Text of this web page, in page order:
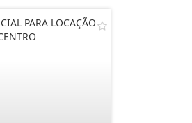
PARA LOCAÇÃO